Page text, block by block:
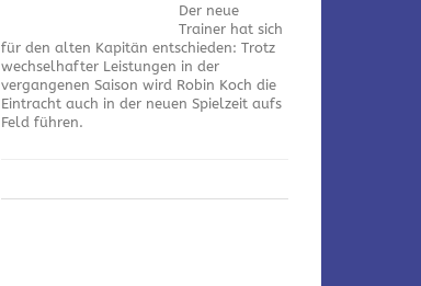
Der neue
Trainer hat sich
für den alten Kapitän entschieden: Trotz
wechselhafter Leistungen in der
vergangenen Saison wird Robin Koch die
Eintracht auch in der neuen Spielzeit aufs
Feld führen.